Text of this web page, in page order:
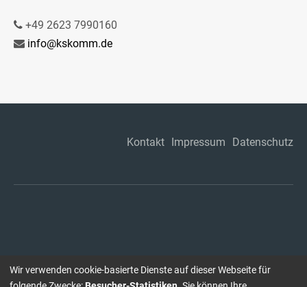
+49 2623 7990160
info@kskomm.de
Kontakt Impressum Datenschutz
Wir verwenden cookie-basierte Dienste auf dieser Webseite für